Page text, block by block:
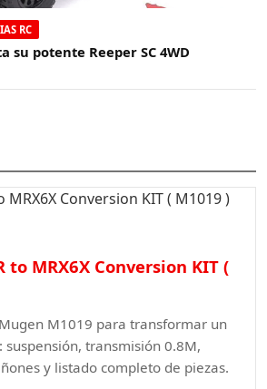
RC
su potente Reeper SC 4WD
to MRX6X Conversion KIT (
M1019 para transformar un
suspensión, transmisión 0.8M,
y listado completo de piezas.